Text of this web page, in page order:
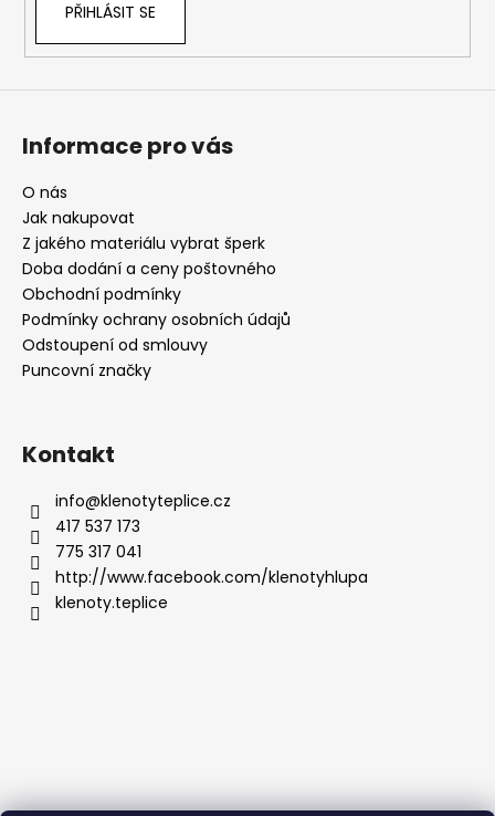
PŘIHLÁSIT SE
Informace pro vás
O nás
Jak nakupovat
Z jakého materiálu vybrat šperk
Doba dodání a ceny poštovného
Obchodní podmínky
Podmínky ochrany osobních údajů
Odstoupení od smlouvy
Puncovní značky
Kontakt
info@klenotyteplice.cz
417 537 173
775 317 041
http://www.facebook.com/klenotyhlupa
klenoty.teplice